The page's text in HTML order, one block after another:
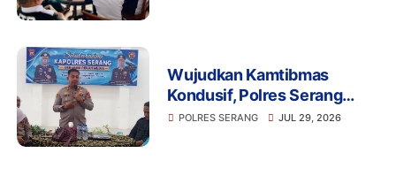
Wujudkan Kamtibmas
Kondusif, Polres Serang
Gelar Silaturahmi Strategis
POLRES SERANG JUL 29, 2026